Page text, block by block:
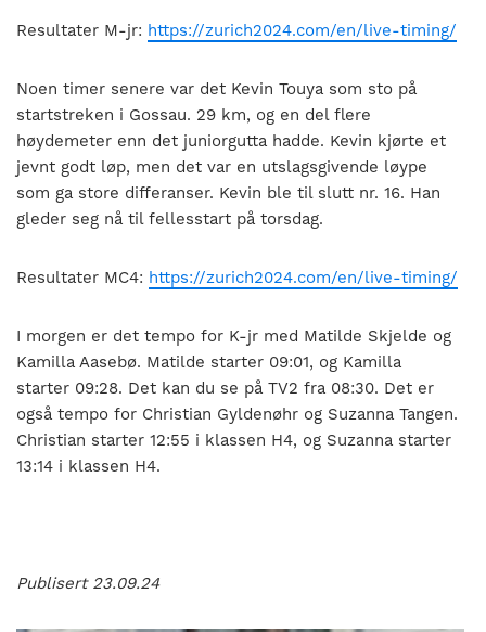
Resultater M-jr: https://zurich2024.com/en/live-timing/
Noen timer senere var det Kevin Touya som sto på
startstreken i Gossau. 29 km, og en del flere
høydemeter enn det juniorgutta hadde. Kevin kjørte et
jevnt godt løp, men det var en utslagsgivende løype
som ga store differanser. Kevin ble til slutt nr. 16. Han
gleder seg nå til fellesstart på torsdag.
Resultater MC4: https://zurich2024.com/en/live-timing/
I morgen er det tempo for K-jr med Matilde Skjelde og
Kamilla Aasebø. Matilde starter 09:01, og Kamilla
starter 09:28. Det kan du se på TV2 fra 08:30. Det er
også tempo for Christian Gyldenøhr og Suzanna Tangen.
Christian starter 12:55 i klassen H4, og Suzanna starter
13:14 i klassen H4.
Publisert 23.09.24